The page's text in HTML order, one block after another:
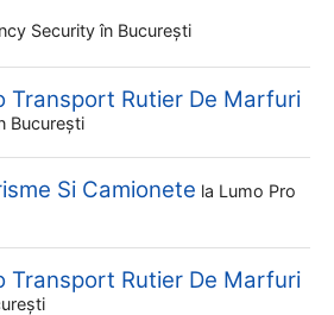
Security în București
Transport Rutier De Marfuri
București
Si Camionete la Lumo Pro
Transport Rutier De Marfuri